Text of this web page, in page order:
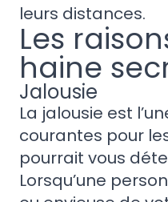
leurs distances.
Les
haine
Jalousie
La jalousie est
courantes pour
pourrait vous
Lorsqu’une